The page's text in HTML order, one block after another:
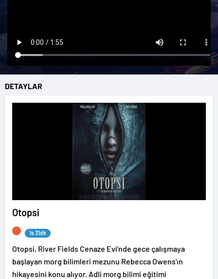
DETAYLAR
Otopsi
1s 31dk
Otopsi, River Fields Cenaze Evi'nde gece çalışmaya
başlayan morg bilimleri mezunu Rebecca Owens'ın
hikayesini konu alıyor. Adli morg bilimi eğitimi